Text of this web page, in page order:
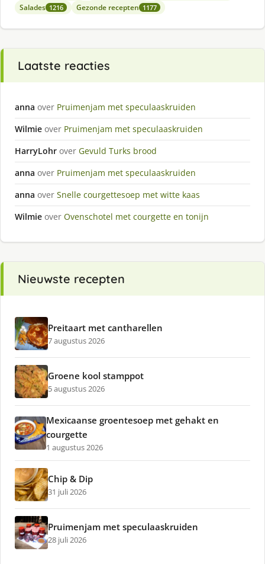
Salades 1216 Gezonde recepten 1177
Laatste reacties
anna over Pruimenjam met speculaaskruiden
Wilmie over Pruimenjam met speculaaskruiden
HarryLohr over Gevuld Turks brood
anna over Pruimenjam met speculaaskruiden
anna over Snelle courgettesoep met witte kaas
Wilmie over Ovenschotel met courgette en tonijn
Nieuwste recepten
Preitaart met cantharellen
7 augustus 2026
Groene kool stamppot
5 augustus 2026
Mexicaanse groentesoep met gehakt en
courgette
1 augustus 2026
Chip & Dip
31 juli 2026
Pruimenjam met speculaaskruiden
28 juli 2026